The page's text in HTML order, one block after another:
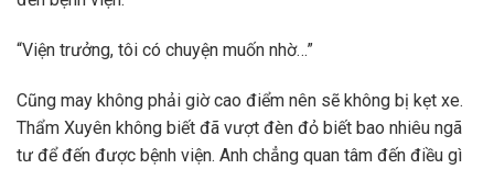
“Viện trưởng, tôi có chuyện muốn nhờ…”
Cũng may không phải giờ cao điểm nên sẽ không bị kẹt xe.
Thẩm Xuyên không biết đã vượt đèn đỏ biết bao nhiêu ngã
tư để đến được bệnh viện. Anh chẳng quan tâm đến điều gì